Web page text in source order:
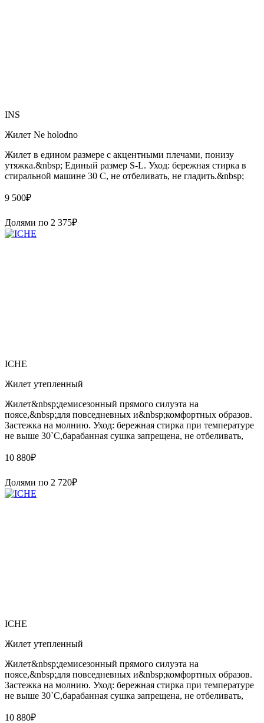
INS
Жилет Ne holodno
Жилет в едином размере с акцентными плечами, понизу
утяжка.&nbsp; Единый размер S-L. Уход: бережная стирка в
стиральной машине 30 С, не отбеливать, не гладить.&nbsp;
9 500₽
Долями по 2 375₽
ICHE
Жилет утепленный
Жилет&nbsp;демисезонный прямого силуэта на
поясе,&nbsp;для повседневных и&nbsp;комфортных образов.
Застежка на молнию. Уход: бережная стирка при температуре
не выше 30`C,барабанная сушка запрещена, не отбеливать,
10 880₽
Долями по 2 720₽
ICHE
Жилет утепленный
Жилет&nbsp;демисезонный прямого силуэта на
поясе,&nbsp;для повседневных и&nbsp;комфортных образов.
Застежка на молнию. Уход: бережная стирка при температуре
не выше 30`C,барабанная сушка запрещена, не отбеливать,
10 880₽